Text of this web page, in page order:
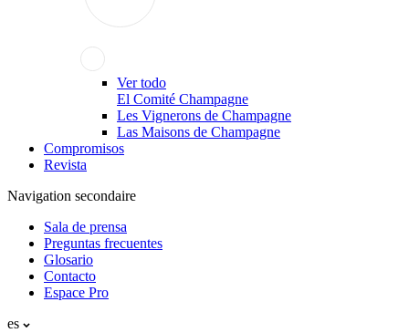
Ver todo
El Comité Champagne
Les Vignerons de Champagne
Las Maisons de Champagne
Compromisos
Revista
Navigation secondaire
Sala de prensa
Preguntas frecuentes
Glosario
Contacto
Espace Pro
es